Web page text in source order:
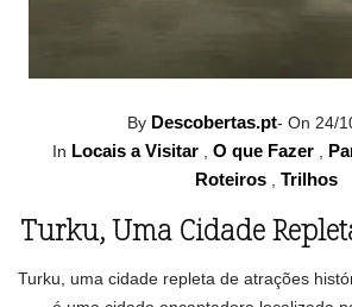
By Descobertas.pt- On 24/
In Locais a Visitar, O que Fazer,
Roteiros Trilhos
Turku, Uma Cidade
Turku, uma cidade repleta de atrações